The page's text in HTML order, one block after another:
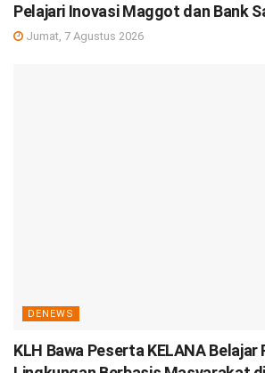
Pelajari Inovasi Maggot dan Bank
Jumat, 7 Agustus 2026
DENEWS
KLH Bawa Peserta KELANA Belajar